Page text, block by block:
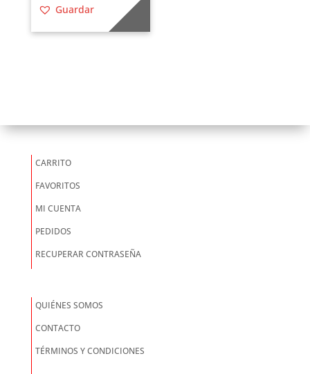
Guardar
CARRITO
FAVORITOS
MI CUENTA
PEDIDOS
RECUPERAR CONTRASEÑA
QUIÉNES SOMOS
CONTACTO
TÉRMINOS Y CONDICIONES